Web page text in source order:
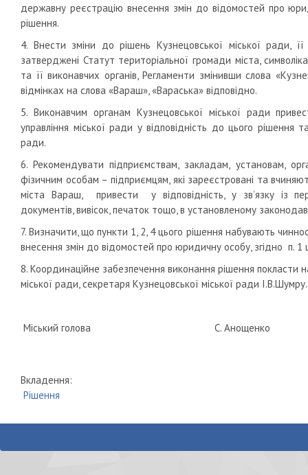
державну реєстрацію внесення змін до відомостей про
рішення.
4. Внести зміни до рішень Кузнецовської міської ради,
затверджені Статут територіальної громади міста,
та її виконавчих органів, Регламенти змінивши слова
відмінках на слова «Вараш», «Вараська» відповідно.
5. Виконавчим органам Кузнецовської міської ради
управління міської ради у відповідність до цього рішення
ради.
6. Рекомендувати підприємствам, закладам, установам,
фізичним особам – підприємцям, які зареєстровані та
міста Вараш, привести у відповідність, у зв’язку із
документів, вивісок, печаток тощо, в установленому
7. Визначити, що пункти 1, 2, 4 цього рішення набувають
внесення змін до відомостей про юридичну особу, згідно п. 1
8. Координаційне забезпечення виконання рішення покласти на
міської ради, секретаря Кузнецовської міської ради І.В.Шумру.
Міський голова С. Анощенко
Вкладення:
Рішення